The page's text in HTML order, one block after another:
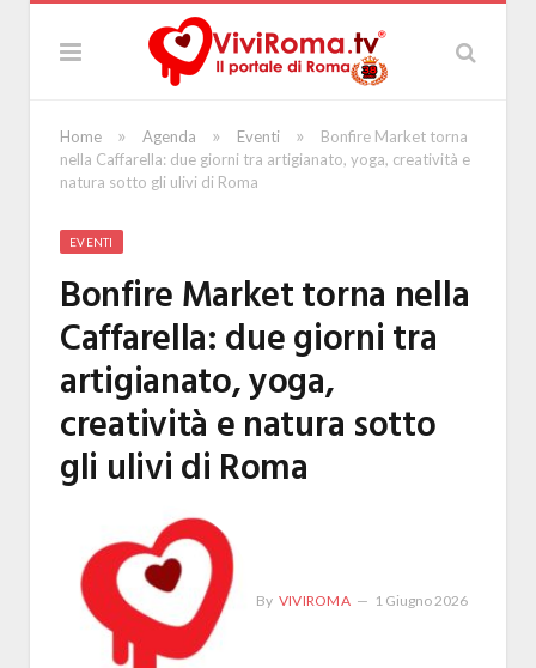
Home » Agenda » Eventi »
Bonfire Market torna
nella Caffarella: due giorni tra artigianato, yoga, creatività e
natura sotto gli ulivi di Roma
EVENTI
Bonfire Market torna nella
Caffarella: due giorni tra
artigianato, yoga,
creatività e natura sotto
gli ulivi di Roma
By VIVIROMA 1 Giugno 2026